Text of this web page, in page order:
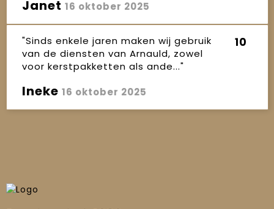
Janet 16 oktober 2025
"Sinds enkele jaren maken wij gebruik
van de diensten van Arnauld, zowel
voor kerstpakketten als ande..."
10
Ineke 16 oktober 2025